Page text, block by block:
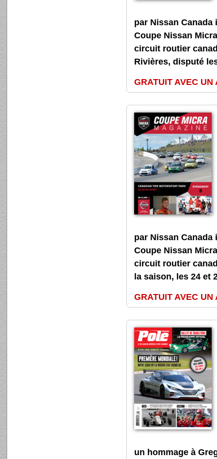
par Nissan
Coupe Nissan
circuit routier
Rivières, disputé
GRATUIT AVEC UN
par Nissan
Coupe Nissan
circuit routier
la saison, les 24 et
GRATUIT AVEC UN
un hommage à